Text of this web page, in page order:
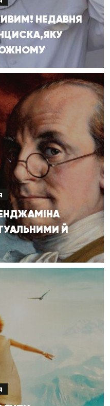
НЕДАВНЯ
Й